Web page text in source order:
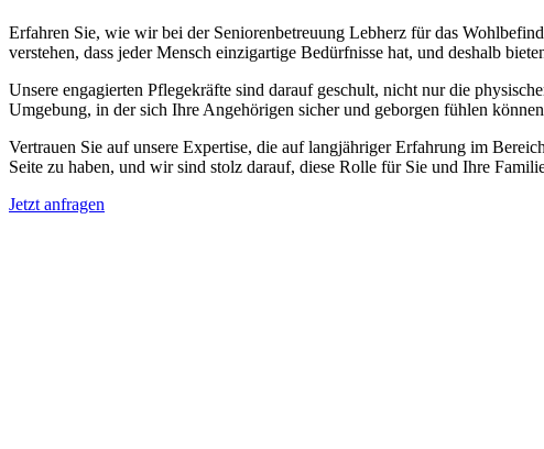
Erfahren Sie, wie wir bei der Seniorenbetreuung Lebherz für das
verstehen, dass jeder Mensch einzigartige Bedürfnisse hat, und deshalb
Unsere engagierten Pflegekräfte sind darauf geschult, nicht nur die
Umgebung, in der sich Ihre Angehörigen sicher und geborgen fühlen
Vertrauen Sie auf unsere Expertise, die auf langjähriger Erfahrung im
Seite zu haben, und wir sind stolz darauf, diese Rolle für Sie und Ihre
Jetzt anfragen